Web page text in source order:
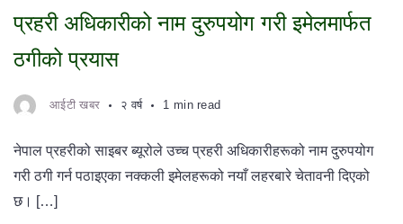
प्रहरी अधिकारीको नाम दुरुपयोग गरी इमेलमार्फत
ठगीको प्रयास
आईटी खबर २ वर्ष 1 min read
नेपाल प्रहरीको साइबर ब्यूरोले उच्च प्रहरी अधिकारीहरूको नाम दुरुपयोग
गरी ठगी गर्न पठाइएका नक्कली इमेलहरूको नयाँ लहरबारे चेतावनी दिएको
छ। […]